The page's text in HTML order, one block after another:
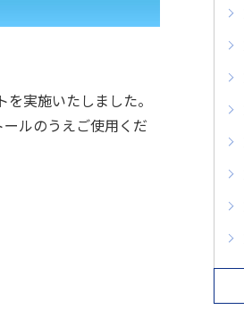
実施いたしました。
ルのうえご使用くだ